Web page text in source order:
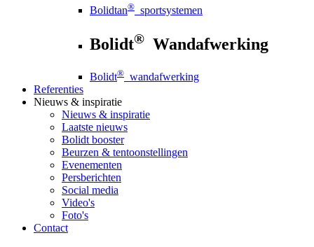
Bolidtan® sportsystemen
Bolidt® Wandafwerking
Bolidt® wandafwerking
Referenties
Nieuws & inspiratie
Nieuws & inspiratie
Laatste nieuws
Bolidt booster
Beurzen & tentoonstellingen
Evenementen
Persberichten
Social media
Video's
Foto's
Contact